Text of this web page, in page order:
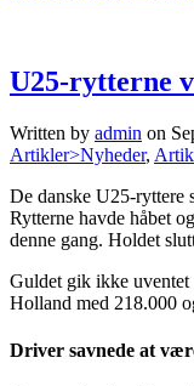
U25-rytterne
Written by admin on
Artikler>Nyheder,
De danske U25-ryttere
Rytterne havde håbet
denne gang. Holdet
Guldet gik ikke
Holland med 218.000
Driver savnede at